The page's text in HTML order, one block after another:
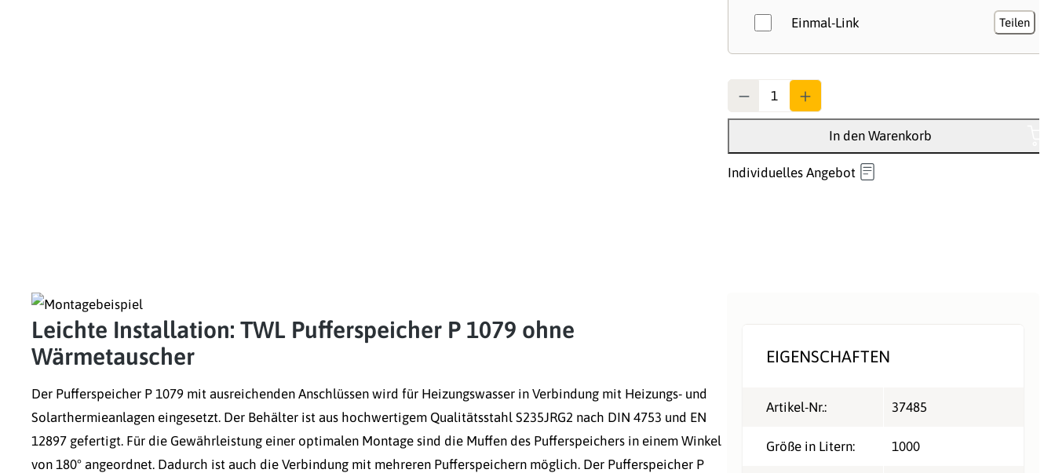
Einmal-Link Teilen
In den Warenkorb
Individuelles Angebot
Leichte Installation: TWL Pufferspeicher P 1079 ohne
Wärmetauscher
Der Pufferspeicher P 1079 mit ausreichenden Anschlüssen wird für Heizungswasser in Verbindung mit Heizungs- und
Solarthermieanlagen eingesetzt. Der Behälter ist aus hochwertigem Qualitätsstahl S235JRG2 nach DIN 4753 und EN
12897 gefertigt. Für die Gewährleistung einer optimalen Montage sind die Muffen des Pufferspeichers in einem Winkel
von 180° angeordnet. Dadurch ist auch die Verbindung mit mehreren Pufferspeichern möglich. Der Pufferspeicher P
EIGENSCHAFTEN
Artikel-Nr.: 37485
Größe in Litern: 1000